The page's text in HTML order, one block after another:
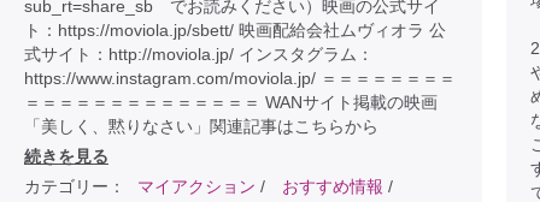
sub_rt=share_sb でお読みください）映画の公式サイ
ト：https://moviola.jp/sbett/ 映画配給会社ムヴィオラ 公
式サイト：http://moviola.jp/ インスタグラム：
https://www.instagram.com/moviola.jp/ ＝＝＝＝＝＝＝＝
＝＝＝＝＝＝＝＝＝＝＝＝＝＝ WANサイト掲載の映画
「美しく、黙りなさい」関連記事はこちらから
続きを見る
カテゴリー：
マイアクション / おすすめ情報 /